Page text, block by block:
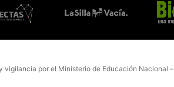
vigilancia por el Ministerio de Educación Nacional –